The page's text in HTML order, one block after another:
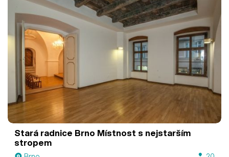
Stará radnice Brno Místnost s nejstarším
stropem